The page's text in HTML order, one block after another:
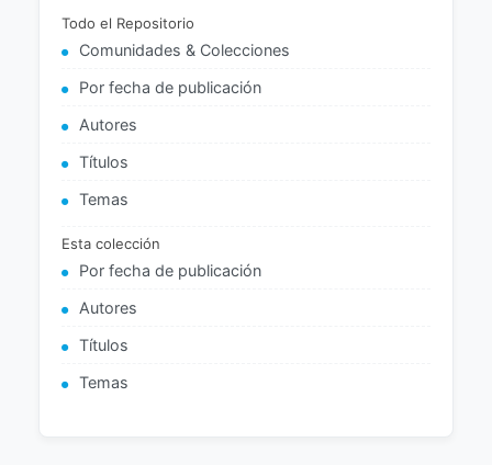
Todo el Repositorio
Comunidades & Colecciones
Por fecha de publicación
Autores
Títulos
Temas
Esta colección
Por fecha de publicación
Autores
Títulos
Temas